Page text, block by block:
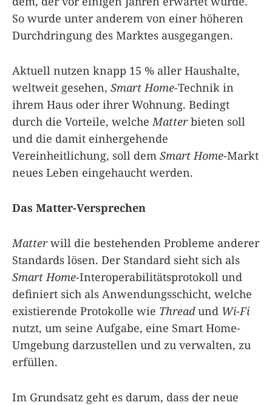
So wurde unter anderem von einer höheren
Durchdringung des Marktes ausgegangen.
Aktuell nutzen knapp 15 % aller Haushalte,
weltweit gesehen, Smart Home-Technik in
ihrem Haus oder ihrer Wohnung. Bedingt
durch die Vorteile, welche Matterbieten soll
und die damit einhergehende
Vereinheitlichung, soll dem Smart Home-Markt
neues Leben eingehaucht werden.
Das Matter-Versprechen
Matterwill die bestehenden Probleme anderer
Standards lösen. Der Standard sieht sich als
Smart Home-Interoperabilitätsprotokoll und
definiert sich als Anwendungsschicht, welche
existierende Protokolle wie Threadund Wi-Fi
nutzt, um seine Aufgabe, eine Smart Home-
Umgebung darzustellen und zu verwalten, zu
erfüllen.
Im Grundsatz geht es darum, dass der neue